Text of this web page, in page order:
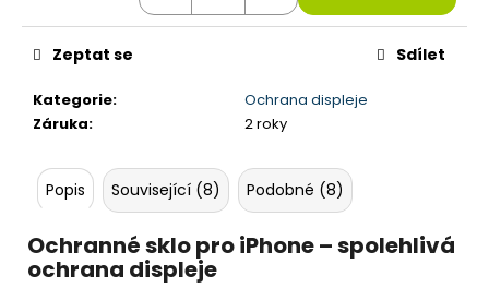
Kategorie:
Ochrana displeje
Záruka: 2 roky
Zeptat se Sdílet
Popis Související (8) Podobné (8)
Ochranné sklo pro iPhone – spolehlivá
ochrana displeje
IPHONE
256GB,
BLUE
(STAV
A-)
22
Kč